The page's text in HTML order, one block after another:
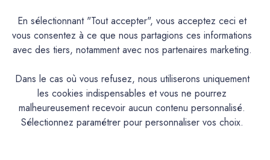
En sélectionnant "Tout accepter", vous acceptez ceci et
vous consentez à ce que nous partagions ces informations
avec des tiers, notamment avec nos partenaires marketing.
Dans le cas où vous refusez, nous utiliserons uniquement
les cookies indispensables et vous ne pourrez
malheureusement recevoir aucun contenu personnalisé.
Sélectionnez paramétrer pour personnaliser vos choix.